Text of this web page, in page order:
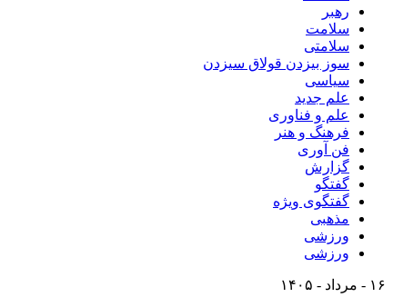
رهبر
سلامت
سلامتی
سوز بیزدن قولاق سیزدن
سیاسی
علم جدید
علم و فناوری
فرهنگ و هنر
فن آوری
گزارش
گفتگو
گفتگوی ویژه
مذهبی
ورزشی
ورزشی
۱۶ - مرداد - ۱۴۰۵